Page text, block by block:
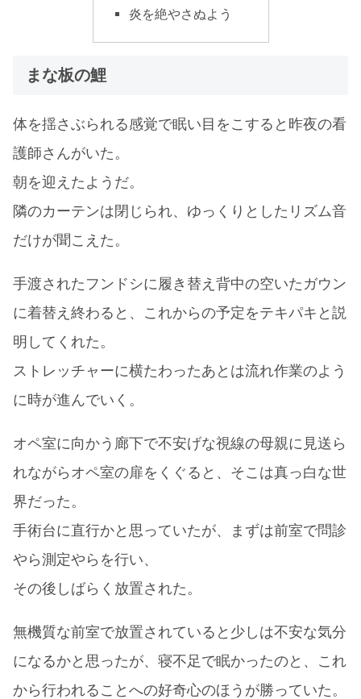
炎を絶やさぬよう
まな板の鯉
体を揺さぶられる感覚で眠い目をこすると昨夜の看
護師さんがいた。
朝を迎えたようだ。
隣のカーテンは閉じられ、ゆっくりとしたリズム音
だけが聞こえた。
手渡されたフンドシに履き替え背中の空いたガウン
に着替え終わると、これからの予定をテキパキと説
明してくれた。
ストレッチャーに横たわったあとは流れ作業のよう
に時が進んでいく。
オペ室に向かう廊下で不安げな視線の母親に見送ら
れながらオペ室の扉をくぐると、そこは真っ白な世
界だった。
手術台に直行かと思っていたが、まずは前室で問診
やら測定やらを行い、
その後しばらく放置された。
無機質な前室で放置されていると少しは不安な気分
になるかと思ったが、寝不足で眠かったのと、これ
から行われることへの好奇心のほうが勝っていた。